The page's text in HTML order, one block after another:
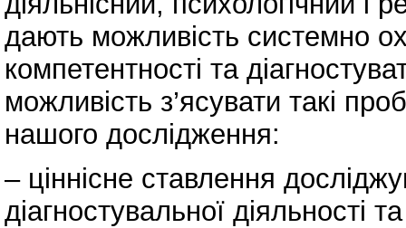
дають можливість системно
компетентності та
можливість з’ясувати такі
нашого дослідження:
– ціннісне ставлення
діагностувальної діяльності